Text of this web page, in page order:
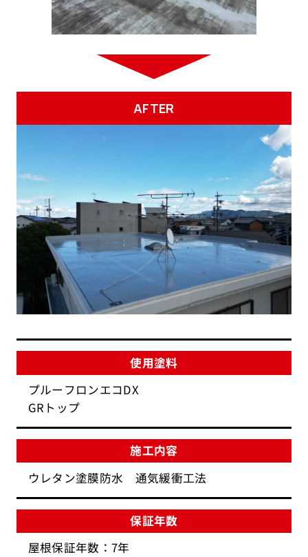
AFTER
使用塗料
プルーフロンエコDX
GRトップ
施工内容
ウレタン塗膜防水 通気緩衝工法
保証年数
屋根保証年数：7年